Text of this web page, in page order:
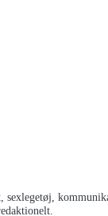
sexlegetøj,